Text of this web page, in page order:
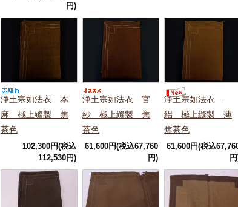
円)
浄土宗如法衣 本
麻 極上縫製 焦
茶色
102,300円(税込
112,530円)
浄土宗如法衣 官
紗 極上縫製 焦
茶色
61,600円(税込67,760
円)
浄土宗如法衣
絽 極上縫製 薄
焦茶色
61,600円(税込